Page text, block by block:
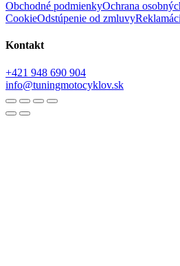
Obchodné podmienkyOchrana
CookieOdstúpenie od zmluvy
Kontakt
+421 948 690 904
info@tuningmotocyklov.sk